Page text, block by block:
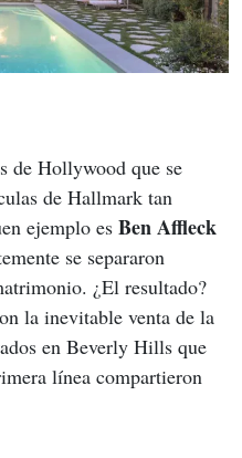
de Hollywood que se
de Hallmark tan
ejemplo es Ben Affleck
se separaron
¿El resultado?
la inevitable venta de la
en Beverly Hills que
línea compartieron